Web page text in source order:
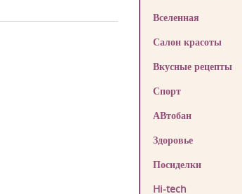
Вселенная
Салон красоты
Вкусные рецепты
Спорт
АВтобан
Здоровье
Посиделки
Hi-tech